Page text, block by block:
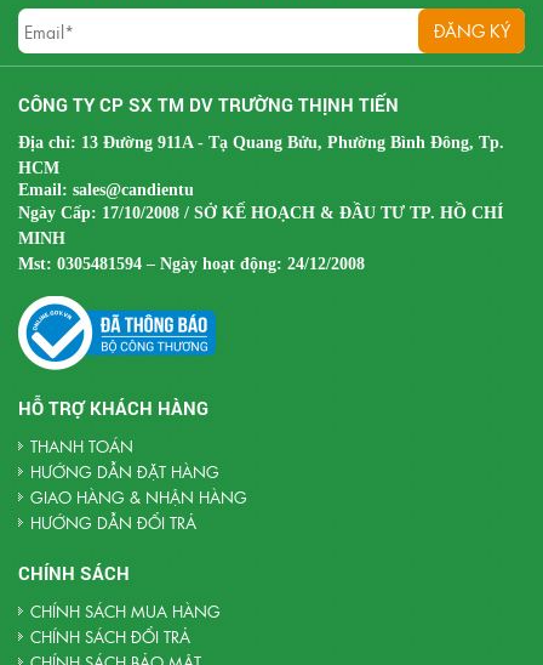
CÔNG TY CP SX TM DV TRƯỜNG THỊNH TIẾN
Địa chỉ: 13 Đường 911A - Tạ Quang Bửu, Phường Bình Đông, Tp.
HCM
Email: sales@candientu
Ngày Cấp: 17/10/2008 / SỞ KẾ HOẠCH & ĐẦU TƯ TP. HỒ CHÍ
MINH
Mst: 0305481594 – Ngày hoạt động: 24/12/2008
HỖ TRỢ KHÁCH HÀNG
THANH TOÁN
HƯỚNG DẪN ĐẶT HÀNG
GIAO HÀNG & NHẬN HÀNG
HƯỚNG DẪN ĐỔI TRẢ
CHÍNH SÁCH
CHÍNH SÁCH MUA HÀNG
CHÍNH SÁCH ĐỔI TRẢ